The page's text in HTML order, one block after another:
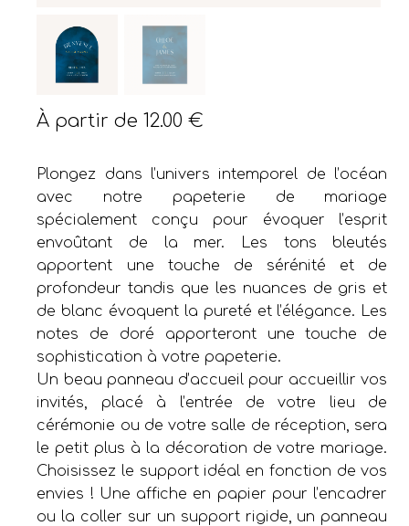
À partir de12.00€
Plongez dans l’univers intemporel de l’océan
avec notre papeterie de mariage
spécialement conçu pour évoquer l’esprit
envoûtant de la mer. Les tons bleutés
apportent une touche de sérénité et de
profondeur tandis que les nuances de gris et
de blanc évoquent la pureté et l’élégance. Les
notes de doré apporteront une touche de
sophistication à votre papeterie.
Un beau panneau d’accueil pour accueillir vos
invités, placé à l’entrée de votre lieu de
cérémonie ou de votre salle de réception, sera
le petit plus à la décoration de votre mariage.
Choisissez le support idéal en fonction de vos
envies ! Une affiche en papier pour l’encadrer
ou la coller sur un support rigide, un panneau